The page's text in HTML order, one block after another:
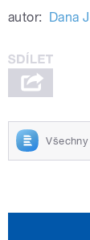
autor: Dana